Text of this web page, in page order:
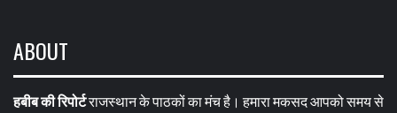
ABOUT
हबीब की रिपोर्टराजस्थान के पाठकों का मंच है। हमारा मकसद आपको समय से